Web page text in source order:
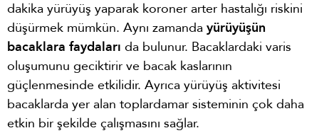
dakika yürüyüş yaparak koroner arter hastalığı riskini
düşürmek mümkün. Aynı zamanda yürüyüşün
bacaklara faydaları da bulunur. Bacaklardaki varis
oluşumunu geciktirir ve bacak kaslarının
güçlenmesinde etkilidir. Ayrıca yürüyüş aktivitesi
bacaklarda yer alan toplardamar sisteminin çok daha
etkin bir şekilde çalışmasını sağlar.